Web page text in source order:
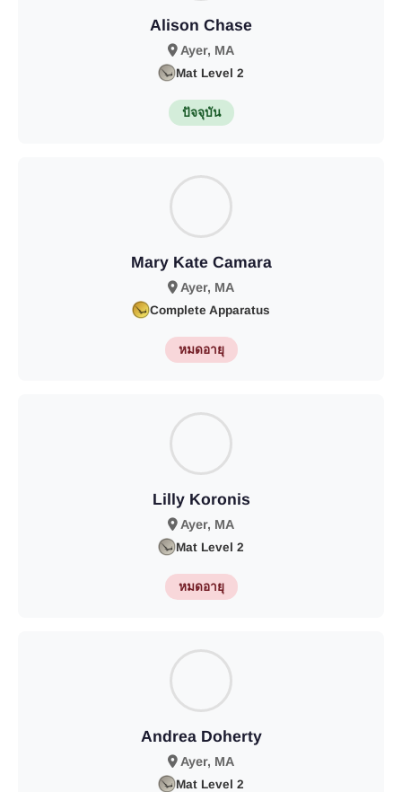
Alison Chase
Ayer, MA
Mat Level 2
ปัจจุบัน
Mary Kate Camara
Ayer, MA
Complete Apparatus
หมดอายุ
Lilly Koronis
Ayer, MA
Mat Level 2
หมดอายุ
Andrea Doherty
Ayer, MA
Mat Level 2